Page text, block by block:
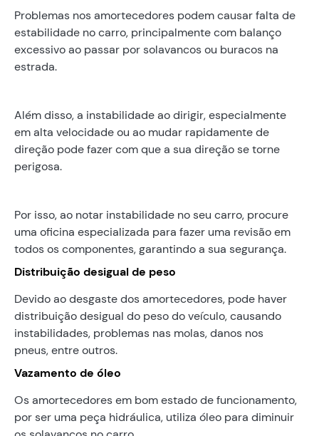
Problemas nos amortecedores podem causar falta de
estabilidade no carro, principalmente com balanço
excessivo ao passar por solavancos ou buracos na
estrada.
Além disso, a instabilidade ao dirigir, especialmente
em alta velocidade ou ao mudar rapidamente de
direção pode fazer com que a sua direção se torne
perigosa.
Por isso, ao notar instabilidade no seu carro, procure
uma oficina especializada para fazer uma revisão em
todos os componentes, garantindo a sua segurança.
Distribuição desigual de peso
Devido ao desgaste dos amortecedores, pode haver
distribuição desigual do peso do veículo, causando
instabilidades, problemas nas molas, danos nos
pneus, entre outros.
Vazamento de óleo
Os amortecedores em bom estado de funcionamento,
por ser uma peça hidráulica, utiliza óleo para diminuir